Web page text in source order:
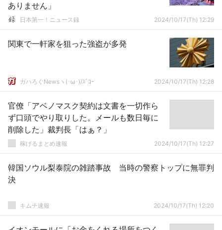
ありません」
日本第一！ニュース録 2024/10/17(Th) 12:29
関東で一軒家を狙った強盗が多発
ガハろぐNewsヽ(･ω･)/ｽﾞｺｰ 2024/10/17(Th) 12:28
官僚「アベノマスク契約は文書を一切作ら
ず口頭でやり取りした。メールも数日毎に
削除した」裁判長「はぁ？」
稼げるまとめ速報 2024/10/17(Th) 12:27
韓国ソウル梨泰院の雑踏事故 当時の警察トップに無罪判
決
キムチ速報 2024/10/17(Th) 12:20